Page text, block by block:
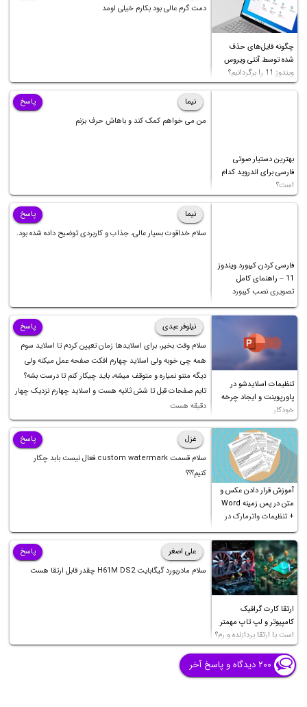
چگونه فایل‌های حذف
شده توسط آنتی ویروس
ویندوز 11 را برگردانیم؟
دمت گرم عالی بود بکارم خیلی اومد
بهترین دستیار صوتی
فارسی برای اندروید کدام
است؟
نیما
من می خواهم کمک کند و باهاش حرف بزنم
پاسخ
فارسی کردن کیبورد ویندوز
11 – راهنمای کامل
تصویری نصب کیبورد
فارسی
نیما
سلام خداقوت بسیار عالی، جذاب و کاربردی توضیح داده شده بود.
پاسخ
تنظیمات اسلایدشو در
پاورپوینت و ایجاد چرخه
خودکار
نیلوفر عبدی
سلام وقت بخیر، برای اسلایدها زمان تعیین کردم تا اسلاید سوم
همه چی خوبه ولی اسلاید چهارم افکت صفحه عمل میکنه ولی
دیگه متنو نمیاره و متوقف میشه، باید چیکار کنم تا درست بشه؟
تایم صفحات قبل تا شش ثانیه هست و اسلاید چهارم نزدیک چهار
دقیقه هست
پاسخ
آموزش قرار دادن عکس و
متن در پس زمینه Word
+ تنظیمات واترمارک در
ورد
غزل
سلام قسمت custom watermark فعال نیست بابد چکار
کنیم؟؟؟
پاسخ
ارتقا کارت گرافیک
کامپیوتر و لپ تاپ مهمتر
است یا ارتقا پردازنده و رم؟
علی اصغر
سلام مادربورد گیگابایت H61M DS2 چقدر قابل ارتقا هست
پاسخ
۲۰۰ دیدگاه و پاسخ آخر